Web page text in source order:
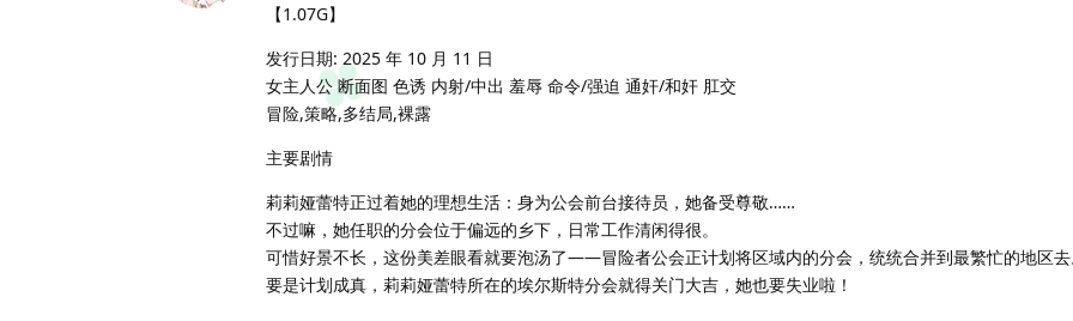
【1.07G】
发行日期: 2025 年 10 月 11 日
女主人公 断面图 色诱 内射/中出 羞辱 命令/强迫 通奸/和奸 肛交
冒险,策略,多结局,裸露
主要剧情
莉莉娅蕾特正过着她的理想生活：身为公会前台接待员，她备受尊敬……
不过嘛，她任职的分会位于偏远的乡下，日常工作清闲得很。
可惜好景不长，这份美差眼看就要泡汤了——冒险者公会正计划将区域内的分会，统统合并到最繁忙的地区
要是计划成真，莉莉娅蕾特所在的埃尔斯特分会就得关门大吉，她也要失业啦！